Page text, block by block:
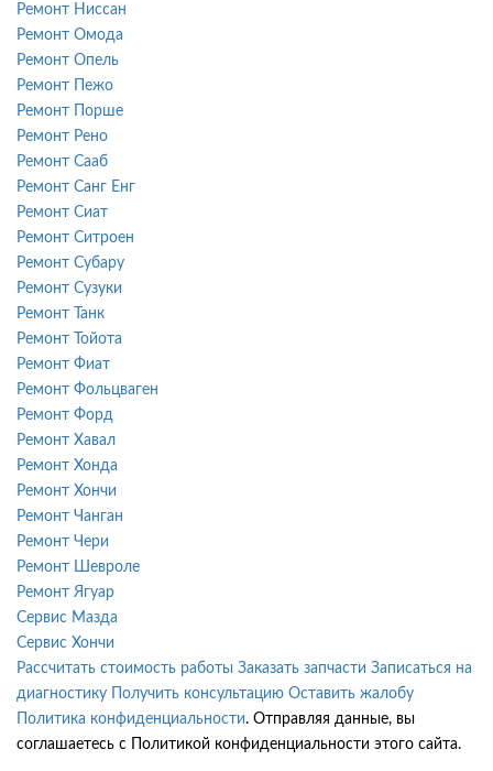
Ремонт Ниссан
Ремонт Омода
Ремонт Опель
Ремонт Пежо
Ремонт Порше
Ремонт Рено
Ремонт Сааб
Ремонт Санг Енг
Ремонт Сиат
Ремонт Ситроен
Ремонт Субару
Ремонт Сузуки
Ремонт Танк
Ремонт Тойота
Ремонт Фиат
Ремонт Фольцваген
Ремонт Форд
Ремонт Хавал
Ремонт Хонда
Ремонт Хончи
Ремонт Чанган
Ремонт Чери
Ремонт Шевроле
Ремонт Ягуар
Сервис Мазда
Сервис Хончи
Рассчитать стоимость работы Заказать запчасти Записаться на
диагностику
Получить консультацию Оставить жалобу
Политика конфиденциальности. Отправляя данные, вы
соглашаетесь с Политикой конфиденциальности этого сайта.